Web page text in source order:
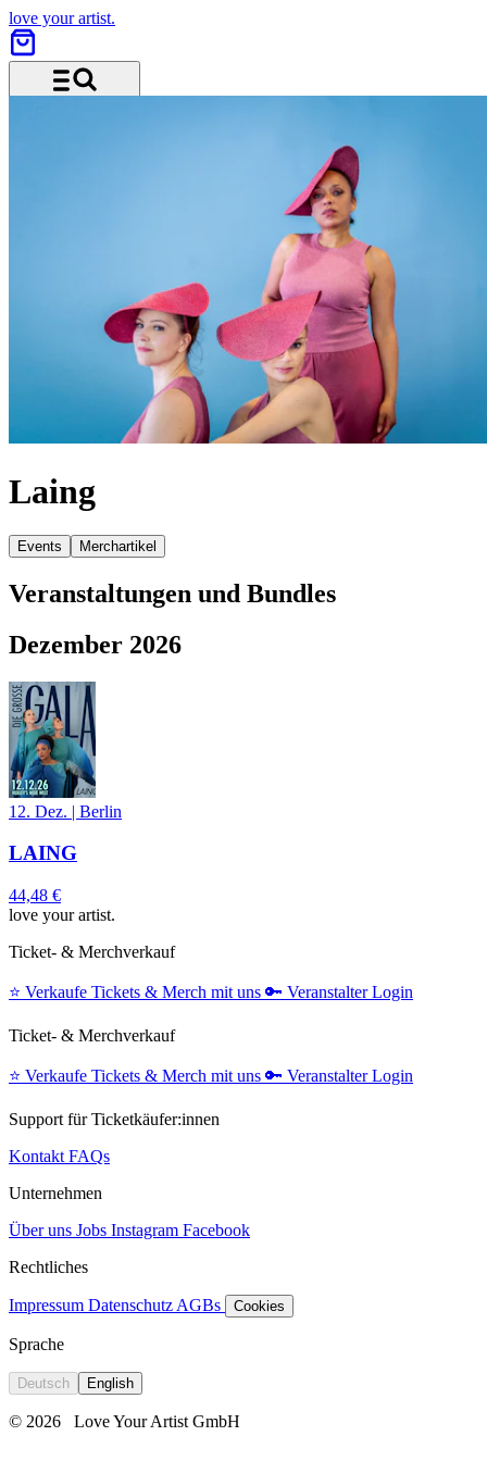
love your artist.
Laing
Events Merchartikel
Veranstaltungen und Bundles
Dezember 2026
12. Dez. | Berlin
LAING
44,48 €
love your artist.
Ticket- & Merchverkauf
⭐️ Verkaufe Tickets & Merch mit uns 🔑 Veranstalter Login
Ticket- & Merchverkauf
⭐️ Verkaufe Tickets & Merch mit uns 🔑 Veranstalter Login
Support für Ticketkäufer:innen
Kontakt FAQs
Unternehmen
Über uns Jobs Instagram Facebook
Rechtliches
Impressum Datenschutz AGBs Cookies
Sprache
Deutsch English
© 2026 Love Your Artist GmbH